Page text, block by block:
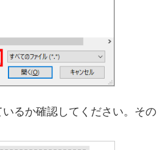
るか確認してください。その